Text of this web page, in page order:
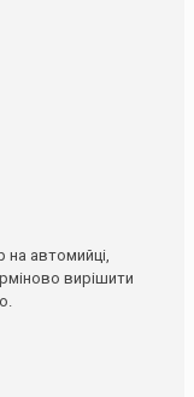
на автомийці,
вирішити